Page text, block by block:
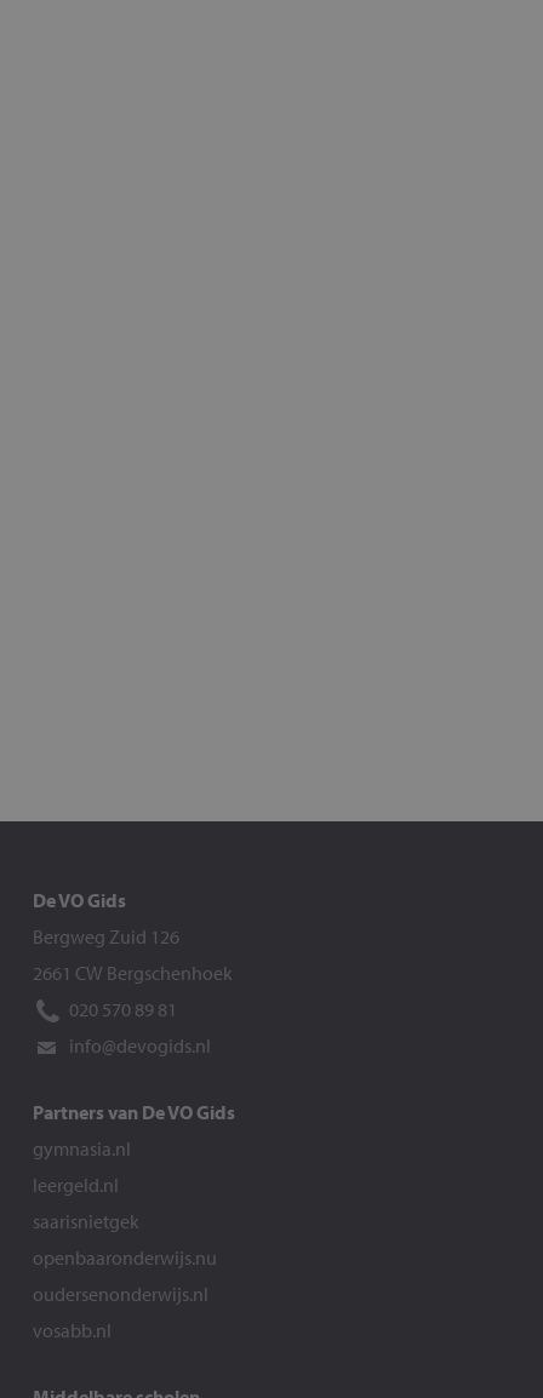
De VO Gids
Bergweg Zuid 126
2661 CW Bergschenhoek
020 570 89 81
info@devogids.nl
Partners van De VO Gids
gymnasia.nl
leergeld.nl
saarisnietgek
openbaaronderwijs.nu
oudersenonderwijs.nl
vosabb.nl